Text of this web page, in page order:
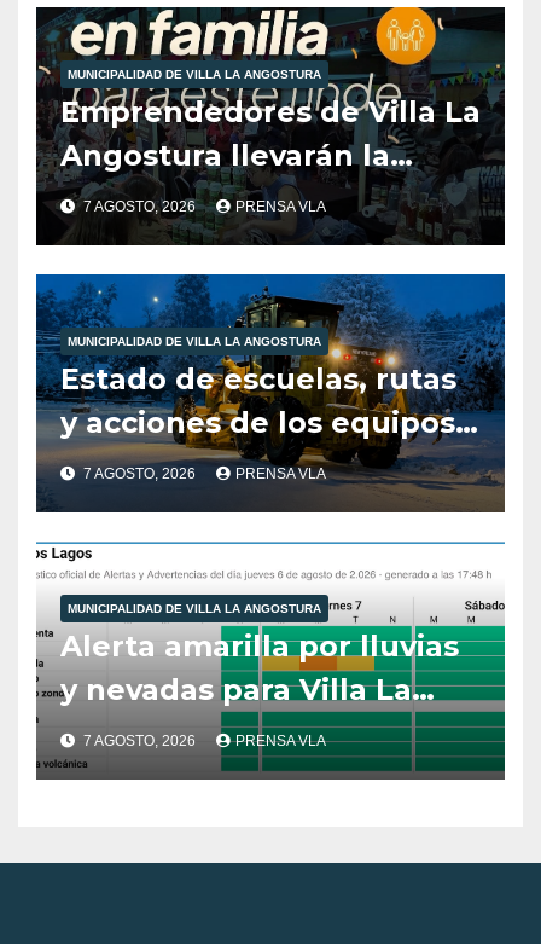
reinantes en la región
MUNICIPALIDAD DE VILLA LA ANGOSTURA
Emprendedores de Villa La
Angostura llevarán la
producción local a Tienda
de Sabores.
7 AGOSTO, 2026 PRENSA VLA
MUNICIPALIDAD DE VILLA LA ANGOSTURA
Estado de escuelas, rutas
y acciones de los equipos
municipales – Villa La
Angostura – 7 de agosto –
10:00 hs
7 AGOSTO, 2026 PRENSA VLA
MUNICIPALIDAD DE VILLA LA ANGOSTURA
Alerta amarilla por lluvias
y nevadas para Villa La
Angostura.
7 AGOSTO, 2026 PRENSA VLA